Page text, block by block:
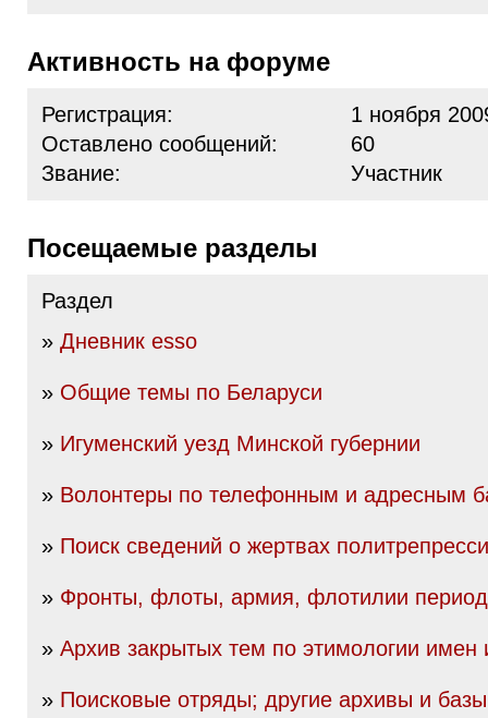
Активность на форуме
Регистрация:
1 ноября
Оставлено сообщений:
60
Звание:
Участник
Посещаемые разделы
Раздел
» Дневник esso
» Общие темы по Беларуси
» Игуменский уезд Минской губернии
» Волонтеры по телефонным и адресным
» Поиск сведений о жертвах
» Фронты, флоты, армия, флотилии
» Архив закрытых тем по этимологии
» Поисковые отряды; другие архивы и